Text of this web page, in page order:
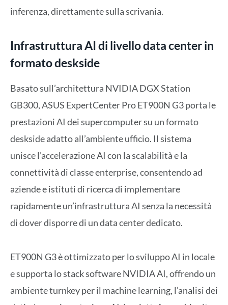
inferenza, direttamente sulla scrivania.
Infrastruttura AI di livello data center in
formato deskside
Basato sull’architettura NVIDIA DGX Station
GB300, ASUS ExpertCenter Pro ET900N G3 porta le
prestazioni AI dei supercomputer su un formato
deskside adatto all’ambiente ufficio. Il sistema
unisce l’accelerazione AI con la scalabilità e la
connettività di classe enterprise, consentendo ad
aziende e istituti di ricerca di implementare
rapidamente un’infrastruttura AI senza la necessità
di dover disporre di un data center dedicato.
ET900N G3 è ottimizzato per lo sviluppo AI in locale
e supporta lo stack software NVIDIA AI, offrendo un
ambiente turnkey per il machine learning, l’analisi dei